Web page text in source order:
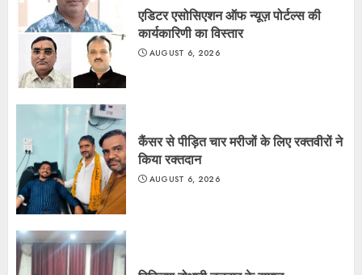
एडिटर एसोसिएशन ऑफ न्यूज़ पोर्टल्स की
कार्यकारिणी का विस्तार
AUGUST 6, 2026
कैंसर से पीड़ित चार मरीजों के लिए रक्तवीरों ने
किया रक्तदान
AUGUST 6, 2026